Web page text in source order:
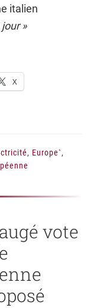
italien
»
X
, Europe`,
vote